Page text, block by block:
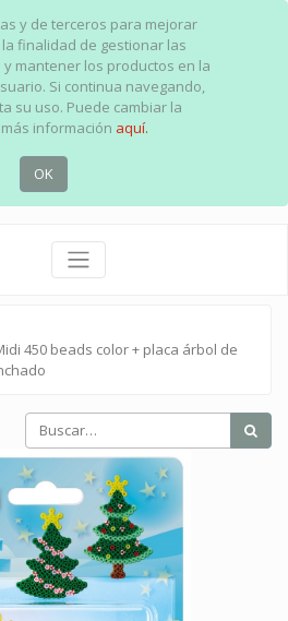
y de terceros para mejorar
finalidad de gestionar las
mantener los productos en la
Si continua navegando,
su uso. Puede cambiar la
información aquí.
OK
450 beads color + placa árbol de